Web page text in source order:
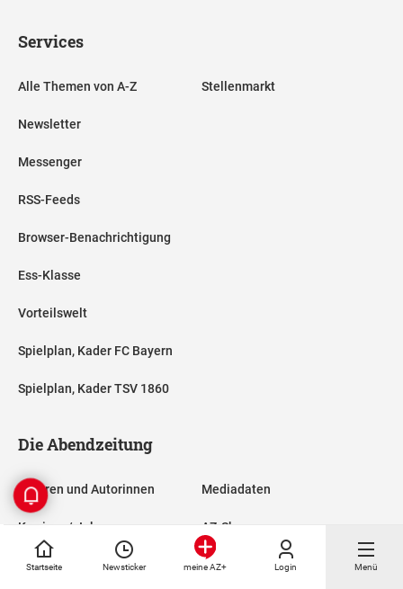
Startseite Newsticker meine AZ+ Login Menü
Services
Alle Themen von A-Z
Newsletter
Messenger
RSS-Feeds
Browser-Benachrichtigung
Ess-Klasse
Vorteilswelt
Spielplan, Kader FC Bayern
Spielplan, Kader TSV 1860
Stellenmarkt
Die Abendzeitung
Autoren und Autorinnen
Karriere / Jobs
Abonnieren
Mediadaten
AZ-Shop
AZ-Magazine